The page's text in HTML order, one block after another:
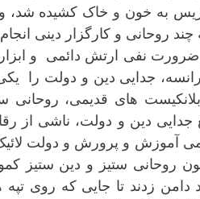
به خون و خاک کشیده شد،
روحانی و کارگزار دینی
نفی ارتش دائمی و
جدایی دین و دولت را یکی
های قدیمی، روحانی
دین و دولت، ناشی از
آموزش و پرورش و دولت
روحانی ستیز و دین ستیز
دامن زدند تا جایی که روی